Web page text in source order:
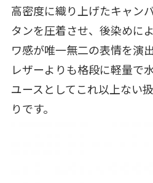
高密度に織り上げたキャン
タンを圧着させ、後染めに
ワ感が唯一無二の表情を演出
レザーよりも格段に軽量で
ユースとしてこれ以上ない
りです。